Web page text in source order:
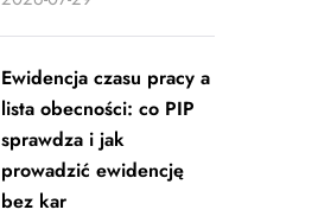
Ewidencja czasu pracy a
lista obecności: co PIP
sprawdza i jak
prowadzić ewidencję
bez kar